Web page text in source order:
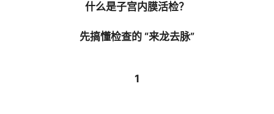
什么是子宫内膜活检？
先搞懂检查的 “来龙去脉”
1